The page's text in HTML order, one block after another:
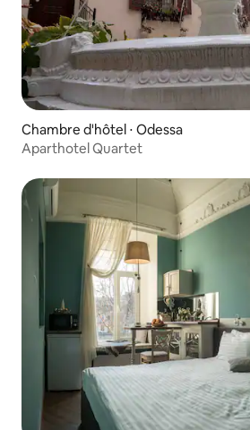
Chambre d'hôtel ⋅ Odessa
Aparthotel Quartet